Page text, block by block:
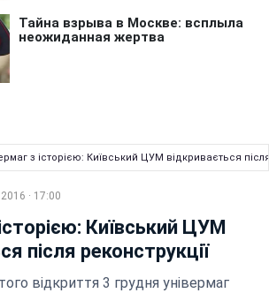
з історією: Київський ЦУМ відкривається
· 17:00
Київський ЦУМ
після реконструкції
відкриття 3 грудня універмаг